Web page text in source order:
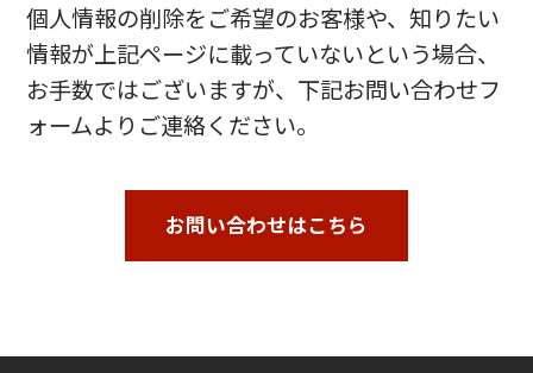
個人情報の削除をご希望のお客様や、知りたい
情報が上記ページに載っていないという場合、
お手数ではございますが、下記お問い合わせフ
ォームよりご連絡ください。
お問い合わせはこちら